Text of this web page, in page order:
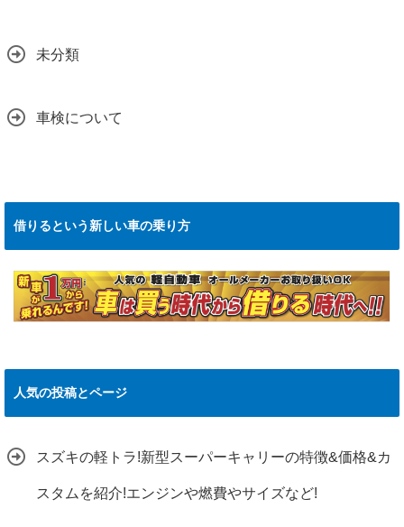
未分類
車検について
借りるという新しい車の乗り方
人気の投稿とページ
スズキの軽トラ!新型スーパーキャリーの特徴&価格&カ
スタムを紹介!エンジンや燃費やサイズなど!